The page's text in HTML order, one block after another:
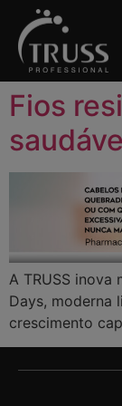
Fios
A TRUSS inova
Days, moderna
crescimento